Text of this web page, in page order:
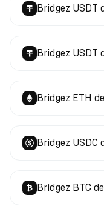
Bridgez
Bridgez USDT
Bridgez ETH
Bridgez USDC
Bridgez BTC